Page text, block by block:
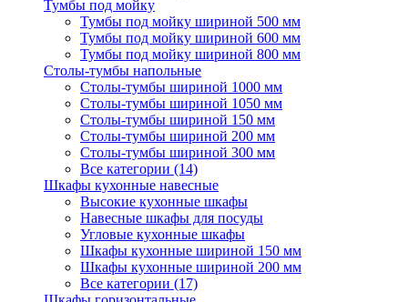
Тумбы под мойку
Тумбы под мойку шириной 500 мм
Тумбы под мойку шириной 600 мм
Тумбы под мойку шириной 800 мм
Столы-тумбы напольные
Столы-тумбы шириной 1000 мм
Столы-тумбы шириной 1050 мм
Столы-тумбы шириной 150 мм
Столы-тумбы шириной 200 мм
Столы-тумбы шириной 300 мм
Все категории (14)
Шкафы кухонные навесные
Высокие кухонные шкафы
Навесные шкафы для посуды
Угловые кухонные шкафы
Шкафы кухонные шириной 150 мм
Шкафы кухонные шириной 200 мм
Все категории (17)